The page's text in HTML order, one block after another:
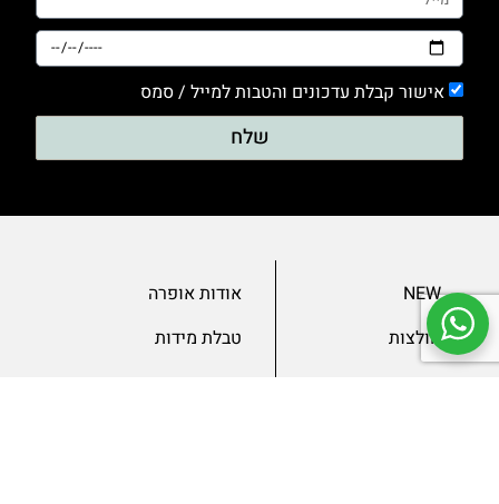
אישור קבלת עדכונים והטבות למייל / סמס
שלח
NEW
חולצות
אודות אופרה
טבלת מידות